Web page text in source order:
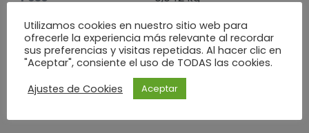
Dimensiones
18,5 × 24 × 28,05 cm
Te puede interesar
Utilizamos cookies en nuestro sitio web para
ofrecerle la experiencia más relevante al recordar
sus preferencias y visitas repetidas. Al hacer clic en
"Aceptar", consiente el uso de TODAS las cookies.
Ajustes de Cookies
Aceptar